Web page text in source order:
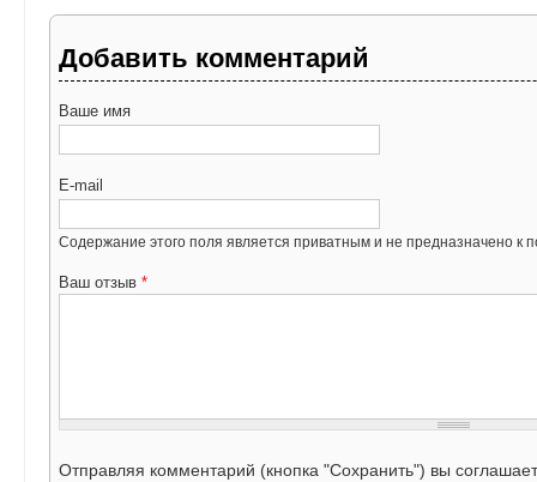
Добавить комментарий
Ваше имя
E-mail
Содержание этого поля является приватным и не предназначено к
Ваш отзыв *
Отправляя комментарий (кнопка "Сохранить") вы